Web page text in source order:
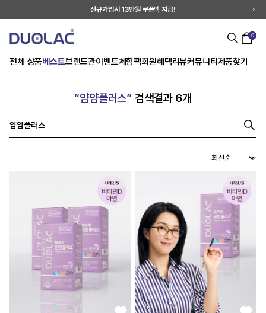
신규가입시 13만원 쿠폰팩 지급!
전체 상품베스트브랜드관이벤트체험팩회원혜택리뷰커뮤니티 제품찾기
0
“얌얌플러스” 검색결과 6개